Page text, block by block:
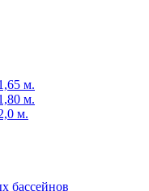
м.
м.
м.
бассейнов